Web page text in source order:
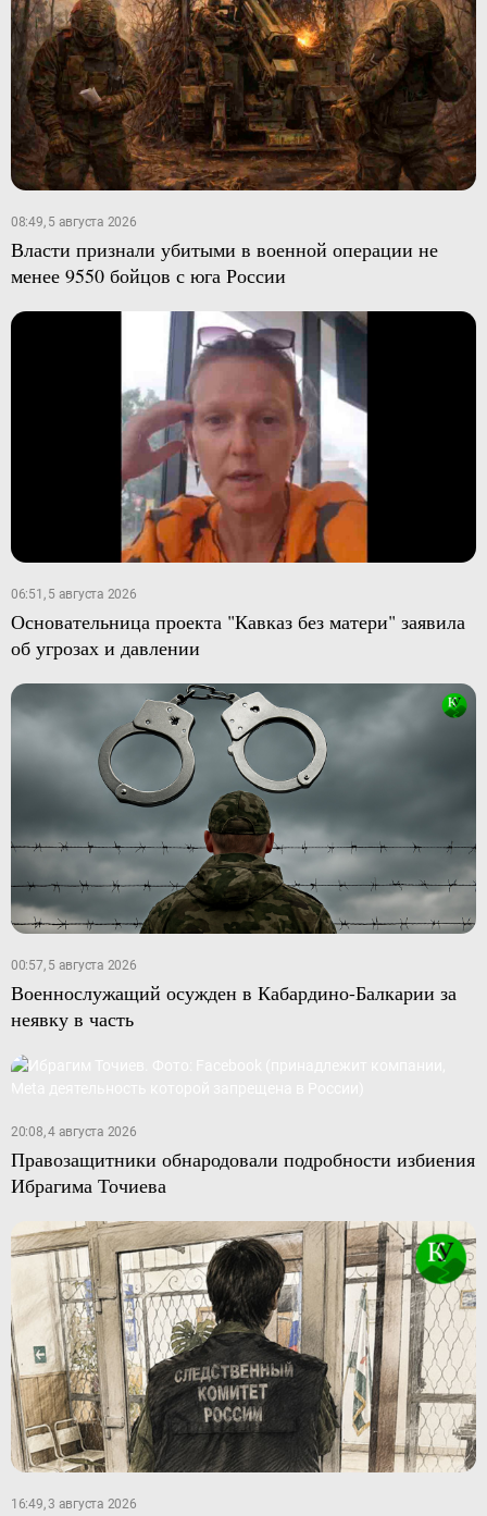
08:49, 5 августа 2026
Власти признали убитыми в военной операции не
менее 9550 бойцов с юга России
06:51, 5 августа 2026
Основательница проекта "Кавказ без матери" заявила
об угрозах и давлении
00:57, 5 августа 2026
Военнослужащий осужден в Кабардино-Балкарии за
неявку в часть
20:08, 4 августа 2026
Правозащитники обнародовали подробности избиения
Ибрагима Точиева
16:49, 3 августа 2026